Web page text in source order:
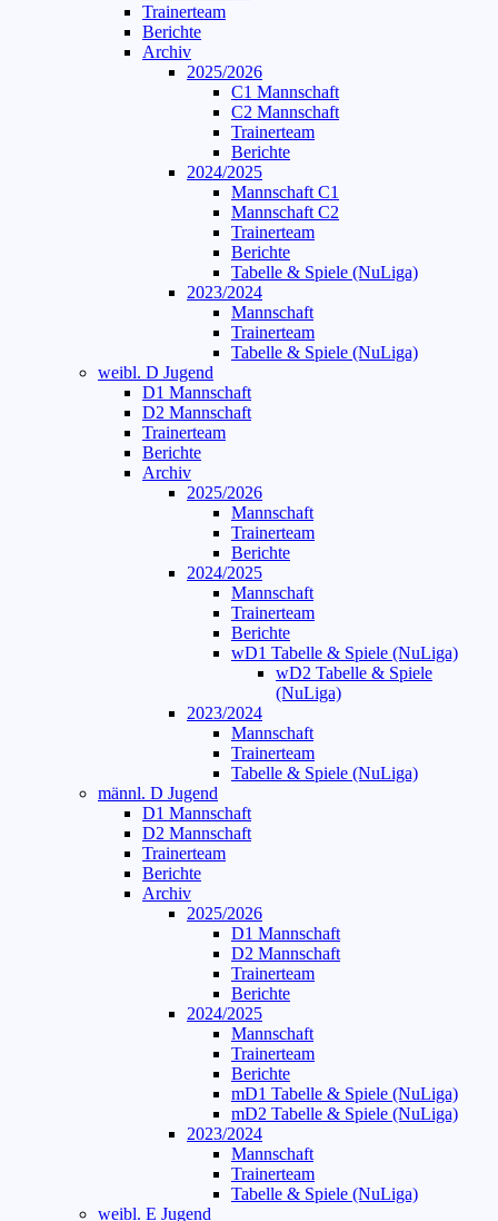
Trainerteam
Berichte
Archiv
2025/2026
C1 Mannschaft
C2 Mannschaft
Trainerteam
Berichte
2024/2025
Mannschaft C1
Mannschaft C2
Trainerteam
Berichte
Tabelle & Spiele (NuLiga)
2023/2024
Mannschaft
Trainerteam
Tabelle & Spiele (NuLiga)
weibl. D Jugend
D1 Mannschaft
D2 Mannschaft
Trainerteam
Berichte
Archiv
2025/2026
Mannschaft
Trainerteam
Berichte
2024/2025
Mannschaft
Trainerteam
Berichte
wD1 Tabelle & Spiele (NuLiga)
wD2 Tabelle & Spiele
(NuLiga)
2023/2024
Mannschaft
Trainerteam
Tabelle & Spiele (NuLiga)
männl. D Jugend
D1 Mannschaft
D2 Mannschaft
Trainerteam
Berichte
Archiv
2025/2026
D1 Mannschaft
D2 Mannschaft
Trainerteam
Berichte
2024/2025
Mannschaft
Trainerteam
Berichte
mD1 Tabelle & Spiele (NuLiga)
mD2 Tabelle & Spiele (NuLiga)
2023/2024
Mannschaft
Trainerteam
Tabelle & Spiele (NuLiga)
weibl. E Jugend